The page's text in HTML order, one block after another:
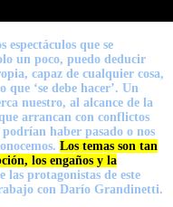
que se
un poco, puedo deducir
capaz de cualquier cosa,
‘se debe hacer’. Un
nuestro, al alcance de la
arrancan con conflictos
haber pasado o nos
Los temas son tan
los engaños y la
las protagonistas de este
con Darío Grandinetti.